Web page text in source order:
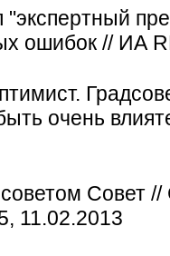
ошибок // ИА
очень
Совет //
11.02.2013